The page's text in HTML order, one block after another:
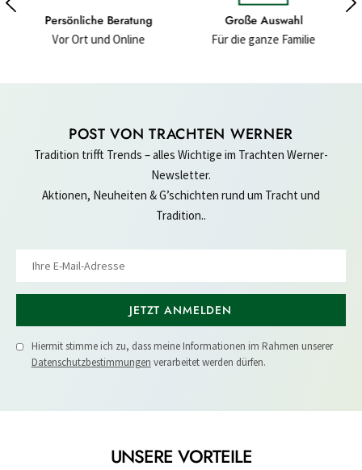
Große Auswahl
Für die ganze Familie
Hochwertige Materialien
Für ein gutes Gefühl
POST VON TRACHTEN WERNER
Tradition trifft Trends – alles Wichtige im Trachten Werner-
Newsletter.
Aktionen, Neuheiten & G’schichten rund um Tracht und
Tradition..
JETZT ANMELDEN
Hiermit stimme ich zu, dass meine Informationen im Rahmen unserer
Datenschutzbestimmungen verarbeitet werden dürfen.
UNSERE VORTEILE